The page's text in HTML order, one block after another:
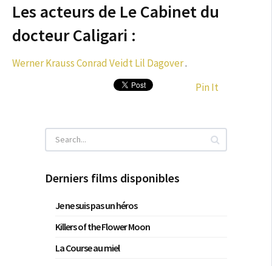
Les acteurs de Le Cabinet du
docteur Caligari :
Werner KraussConrad VeidtLil Dagover.
Pin It
Derniers films disponibles
Je ne suis pas un héros
Killers of the Flower Moon
La Course au miel